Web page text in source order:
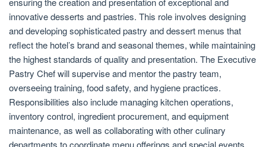
innovative desserts and pastries. This role involves designing
and developing sophisticated pastry and dessert menus that
reflect the hotel’s brand and seasonal themes, while maintaining
the highest standards of quality and presentation. The Executive
Pastry Chef will supervise and mentor the pastry team,
overseeing training, food safety, and hygiene practices.
Responsibilities also include managing kitchen operations,
inventory control, ingredient procurement, and equipment
maintenance, as well as collaborating with other culinary
departments to coordinate menu offerings and special events.